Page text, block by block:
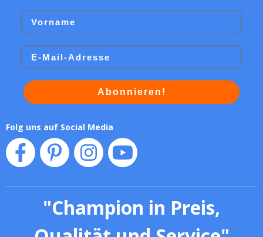
Vorname
Email
Abonnieren!
Folg uns auf Social Media
"Champion in Preis,